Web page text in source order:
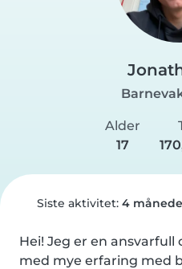
Alder
17
Siste aktivitet: 4
Hei! Jeg er en ansvarfull
med mye erfaring med